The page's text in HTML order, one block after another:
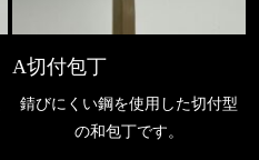
A切付包丁
錆びにくい鋼を使用した切付型
の和包丁です。